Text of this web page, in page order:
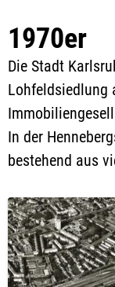
1970er
Die Stadt
Lohfeldsiedlung
In der
bestehend aus